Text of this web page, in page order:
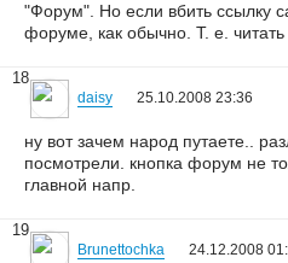
"Форум". Но если вбить ссылку
форуме, как обычно. Т. е.
18
daisy 25.10.2008 23:36
ну вот зачем народ путаете..
посмотрели. кнопка форум не
главной напр.
19
Brunettochka 24.12.2008